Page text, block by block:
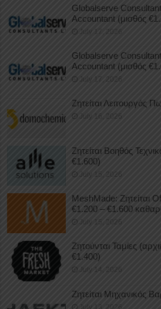
Globalserve
Accountant (μισθός
July 17, 2026
Globalserve
Accountant (μισθός
July 17, 2026
Ζητείται Λειτουργός
July 16, 2026
Ζητείται Βοηθός
€1.600)
July 15, 2026
MeshMade: Ζητείται
€1.200 – €1.600
July 15, 2026
Ζητούνται Ταμίες
€1.400)
July 14, 2026
Ζητείται Μηχανικός
July 13, 2026